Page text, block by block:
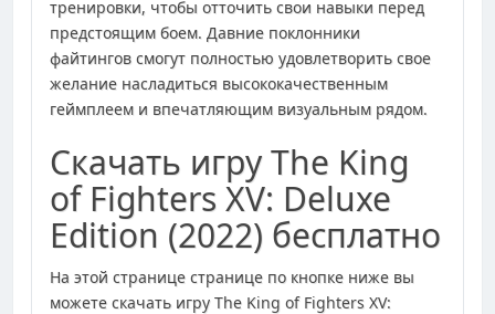
тренировки, чтобы отточить свои навыки перед
предстоящим боем. Давние поклонники
файтингов смогут полностью удовлетворить свое
желание насладиться высококачественным
геймплеем и впечатляющим визуальным рядом.
Скачать игру The King
of Fighters XV: Deluxe
Edition (2022) бесплатно
На этой странице странице по кнопке ниже вы
можете скачать игру The King of Fighters XV: